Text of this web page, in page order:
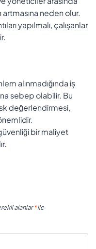
neden olur.
yapılmalı, çalışanlar
alınmadığında iş
sebep olabilir. Bu
değerlendirmesi,
bir maliyet
alanlar*ile